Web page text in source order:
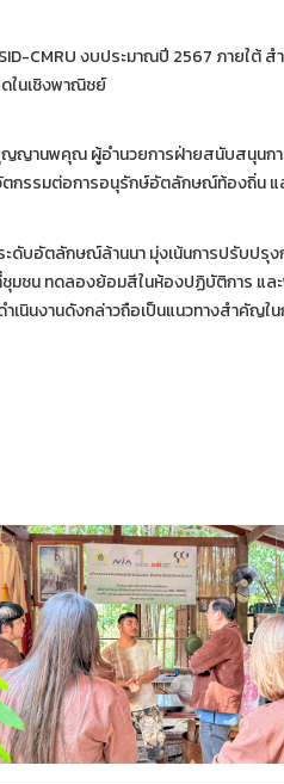
CMRU งบประมาณปี 2567 ภายใต้
ในเชิงพาณิชย์
านพคุณ ผู้อำนวยการฝ่ายสนับสนุนกา
กรรมต่อการอนุรักษ์อัตลักษณ์ท้องถิ่น แ
อัตลักษณ์ล้านนา มุ่งเน้นการปรับปรุง
มชน ทดลองย้อมสีในห้องปฏิบัติการ
เนินงานดังกล่าวถือเป็นแนวทางสำ